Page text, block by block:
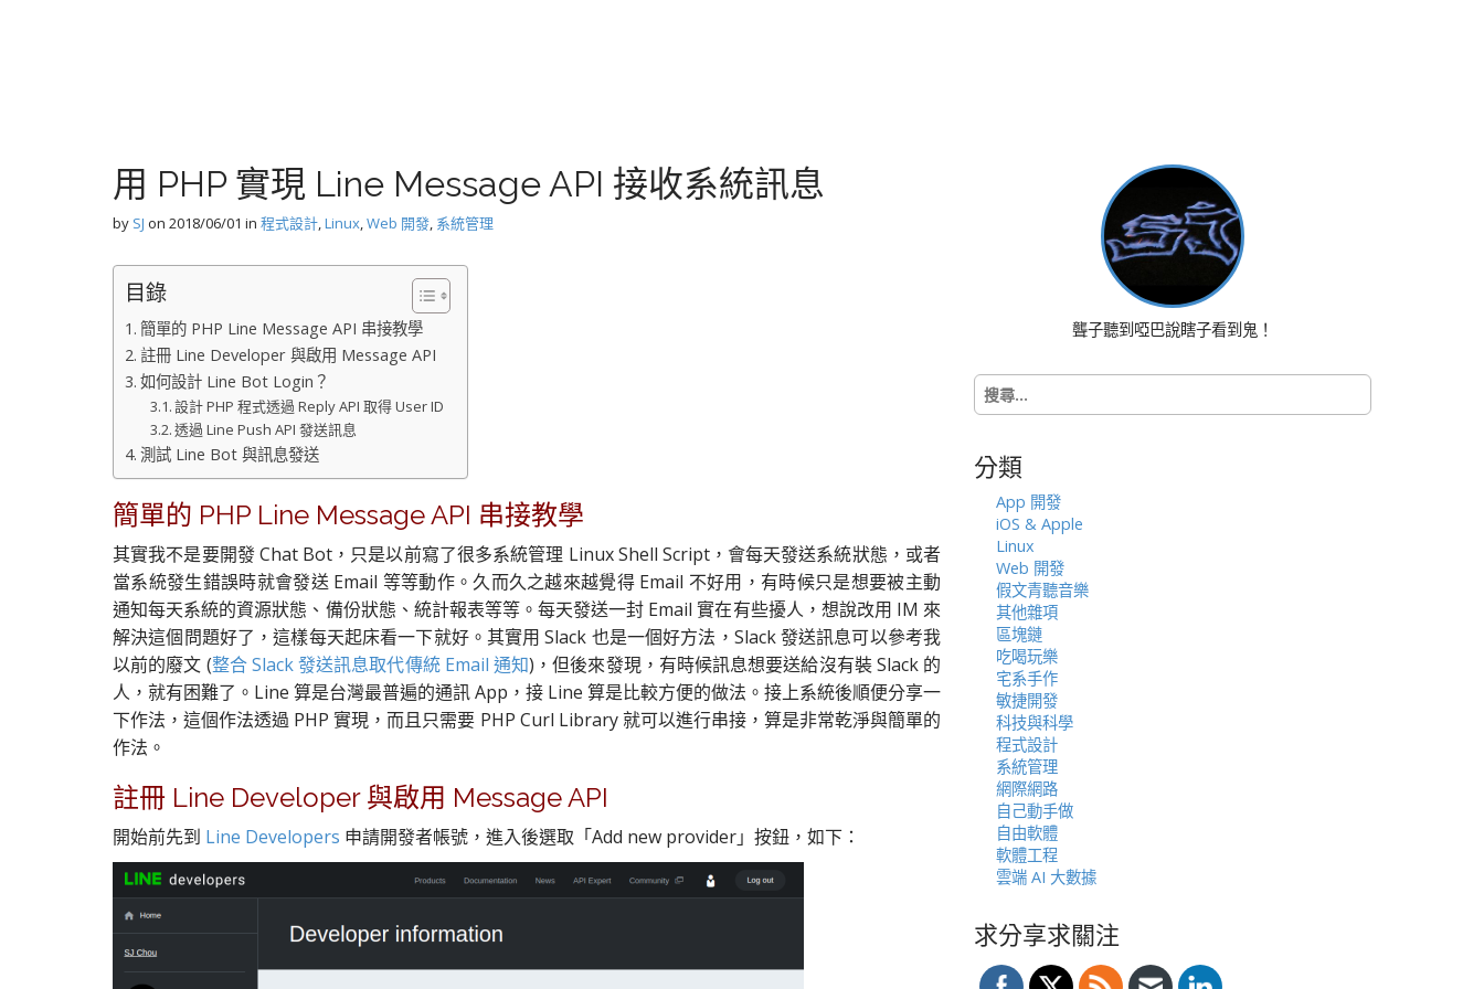
用 PHP 實現 Line Message API 接收系統訊息
by SJ on 2018/06/01 in 程式設計,Linux,Web 開發, 系統管理
目錄
簡單的 PHP Line Message API 串接教學
註冊 Line Developer 與啟用 Message API
如何設計 Line Bot Login？
設計 PHP 程式透過 Reply API 取得 User ID
透過 Line Push API 發送訊息
測試 Line Bot 與訊息發送
簡單的 PHP Line Message API 串接教學
其實我不是要開發 Chat Bot，只是以前寫了很多系統管理 Linux Shell Script，會每天發送系統狀態，或者
當系統發生錯誤時就會發送 Email 等等動作。久而久之越來越覺得 Email 不好用，有時候只是想要被主動
通知每天系統的資源狀態、備份狀態、統計報表等等。每天發送一封 Email 實在有些擾人，想說改用 IM 來
解決這個問題好了，這樣每天起床看一下就好。其實用 Slack 也是一個好方法，Slack 發送訊息可以參考我
以前的廢文 (整合 Slack 發送訊息取代傳統 Email 通知)，但後來發現，有時候訊息想要送給沒有裝 Slack 的
人，就有困難了。Line 算是台灣最普遍的通訊 App，接 Line 算是比較方便的做法。接上系統後順便分享一
下作法，這個作法透過 PHP 實現，而且只需要 PHP Curl Library 就可以進行串接，算是非常乾淨與簡單的
作法。
註冊 Line Developer 與啟用 Message API
開始前先到 Line Developers 申請開發者帳號，進入後選取「Add new provider」按鈕，如下：
聾子聽到啞巴說瞎子看到鬼！
搜
尋
字:
分類
App 開發
iOS & Apple
Linux
Web 開發
假文青聽音樂
其他雜項
區塊鏈
吃喝玩樂
宅系手作
敏捷開發
科技與科學
程式設計
系統管理
網際網路
自己動手做
自由軟體
軟體工程
雲端 AI 大數據
求分享求關注